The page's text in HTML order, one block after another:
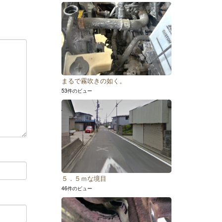
まるで霧吹きの如く。
53件のビュー
５．５ｍな境目
46件のビュー